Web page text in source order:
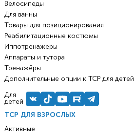
ТСР ДЛЯ ВЗРОСЛЫХ
Активные
Велосипеды
Для ванны
Товары для позиционирования
Реабилитационные костюмы
Иппотренажёры
Аппараты и тутора
Тренажёры
Дополнительные опции к ТСР для детей
Для
детей